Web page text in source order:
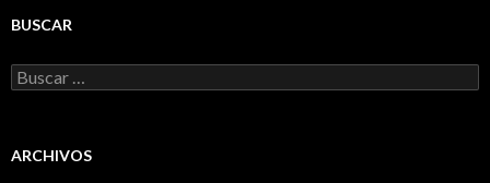
BUSCAR
Buscar:
ARCHIVOS